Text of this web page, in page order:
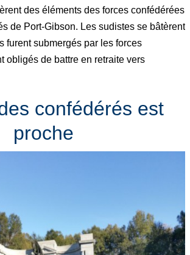
des éléments des forces confédérées
de Port-Gibson. Les sudistes se bâtèrent
furent submergés par les forces
obligés de battre en retraite vers
confédérés est
proche